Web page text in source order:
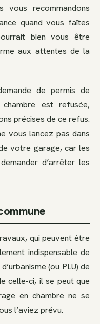
vous recommandons
quand vous faîtes
bien vous être
aux attentes de la
de permis de
est refusée,
précises de ce refus.
vous lancez pas dans
votre garage, car les
d’arrêter les
qui peuvent être
indispensable de
(ou PLU) de
celle-ci, il se peut que
en chambre ne se
l’aviez prévu.